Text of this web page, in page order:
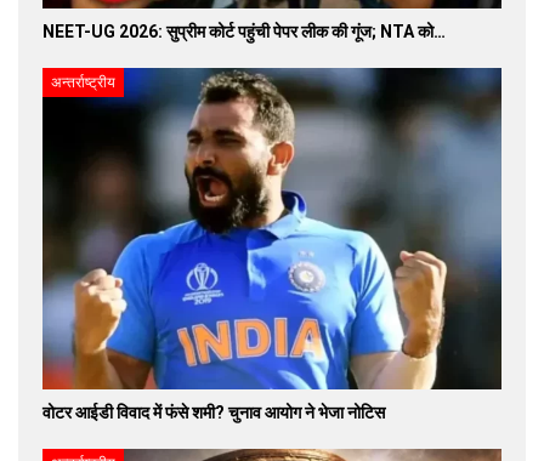
NEET-UG 2026: सुप्रीम कोर्ट पहुंची पेपर लीक की गूंज; NTA को…
अन्तर्राष्ट्रीय
वोटर आईडी विवाद में फंसे शमी? चुनाव आयोग ने भेजा नोटिस